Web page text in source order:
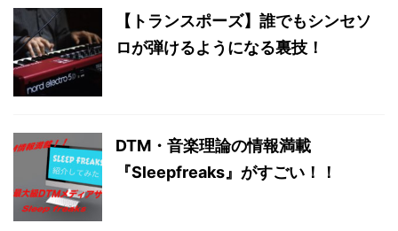
【トランスポーズ】誰でもシンセソ
ロが弾けるようになる裏技！
DTM・音楽理論の情報満載
『Sleepfreaks』がすごい！！